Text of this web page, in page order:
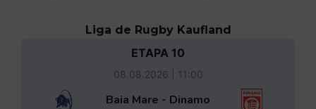
Liga de Rugby Kaufland
ETAPA 10
08.08.2026 | 11:00
Baia Mare - Dinamo